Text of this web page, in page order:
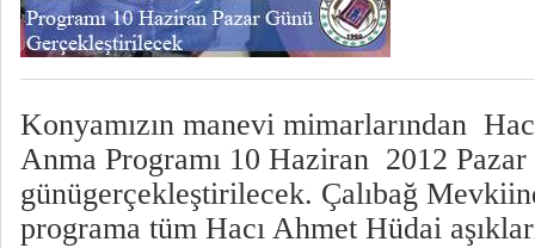
Konyamızın manevi mimarlarından
Anma Programı 10 Haziran 2012 Pazar
günügerçekleştirilecek. Çalıbağ
programa tüm Hacı Ahmet Hüdai